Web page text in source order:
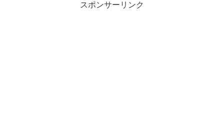
スポンサーリンク